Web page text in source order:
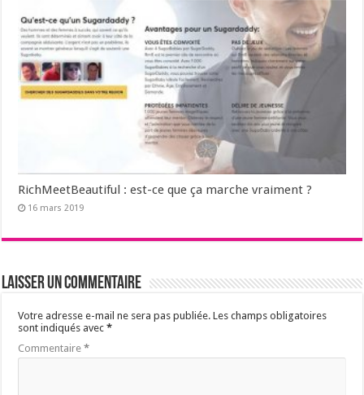
RichMeetBeautiful : est-ce que ça marche vraiment ?
16 mars 2019
Laisser un commentaire
Votre adresse e-mail ne sera pas publiée. Les champs obligatoires
sont indiqués avec*
Commentaire*